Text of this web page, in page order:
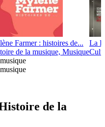
Farmer : histoires de...
de la musique, Musique
La
de la